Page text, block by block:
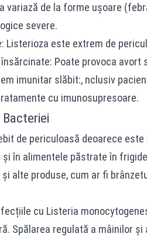
variază de la forme ușoare
severe.
Listerioza este extrem de
Poate provoca
imunitar slăbit:, nclusiv
cu imunosupresoare.
de periculoasă deoarece
în alimentele păstrate în
și alte produse, cum ar fi
cu Listeria
Spălarea regulată a mâinilor